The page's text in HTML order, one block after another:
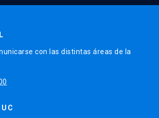
con las distintas áreas de la